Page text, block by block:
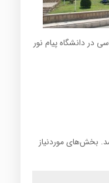
بخش‌های موردنیاز